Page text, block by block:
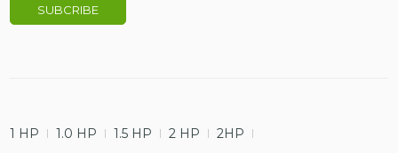
1 HP 1.0 HP 1.5 HP 2 HP
2HP